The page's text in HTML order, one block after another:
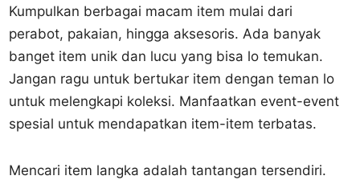
Kumpulkan berbagai macam item mulai dari
perabot, pakaian, hingga aksesoris. Ada banyak
banget item unik dan lucu yang bisa lo temukan.
Jangan ragu untuk bertukar item dengan teman lo
untuk melengkapi koleksi. Manfaatkan event-event
spesial untuk mendapatkan item-item terbatas.
Mencari item langka adalah tantangan tersendiri.